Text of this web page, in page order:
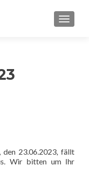
den 23.06.2023, fällt
Wir bitten um Ihr